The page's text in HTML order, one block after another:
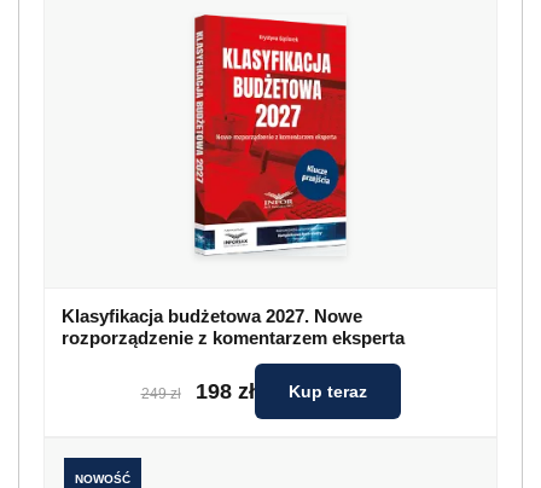
Klasyfikacja budżetowa 2027. Nowe
rozporządzenie z komentarzem eksperta
249 zł 198 zł Kup teraz
NOWOŚĆ